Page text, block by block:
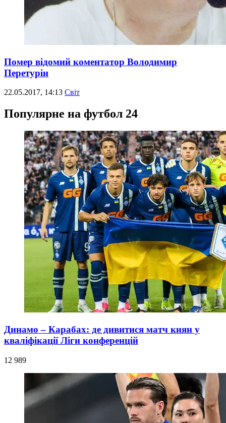
Помер відомий коментатор Володимир
Перетурін
22.05.2017, 14:13 Світ
Популярне на футбол 24
Динамо – Карабах: де дивитися матч киян у
кваліфікації Ліги конференцій
12 989